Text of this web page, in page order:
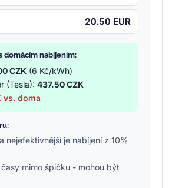
20.50 EUR
domácím nabíjením:
CZK (6 Kč/kWh)
(Tesla): 437.50 CZK
vs. doma
nejefektivnější je nabíjení z 10%
mimo špičku - mohou být